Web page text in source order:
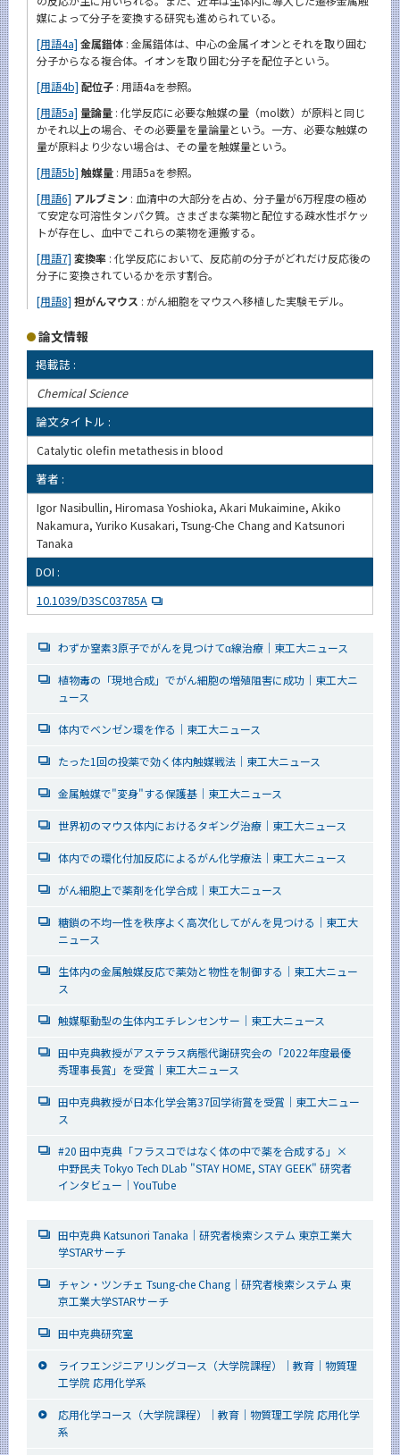
媒によって分子を変換する研究も進められている。
[用語4a] 金属錯体 : 金属錯体は、中心の金属イオンとそれを取り囲む
分子からなる複合体。イオンを取り囲む分子を配位子という。
[用語4b] 配位子 : 用語4aを参照。
[用語5a] 量論量 : 化学反応に必要な触媒の量（mol数）が原料と同じ
かそれ以上の場合、その必要量を量論量という。一方、必要な触媒の
量が原料より少ない場合は、その量を触媒量という。
[用語5b] 触媒量 : 用語5aを参照。
[用語6] アルブミン : 血清中の大部分を占め、分子量が6万程度の極め
て安定な可溶性タンパク質。さまざまな薬物と配位する疎水性ポケッ
トが存在し、血中でこれらの薬物を運搬する。
[用語7] 変換率 : 化学反応において、反応前の分子がどれだけ反応後の
分子に変換されているかを示す割合。
[用語8] 担がんマウス : がん細胞をマウスへ移植した実験モデル。
論文情報
掲載誌 :
Chemical Science
論文タイトル :
Catalytic olefin metathesis in blood
著者 :
Igor Nasibullin, Hiromasa Yoshioka, Akari Mukaimine, Akiko
Nakamura, Yuriko Kusakari, Tsung-Che Chang and Katsunori
Tanaka
DOI :
10.1039/D3SC03785A
わずか窒素3原子でがんを見つけてα線治療｜東工大ニュース
植物毒の「現地合成」でがん細胞の増殖阻害に成功｜東工大ニ
ュース
体内でベンゼン環を作る｜東工大ニュース
たった1回の投薬で効く体内触媒戦法｜東工大ニュース
金属触媒で"変身"する保護基｜東工大ニュース
世界初のマウス体内におけるタギング治療｜東工大ニュース
体内での環化付加反応によるがん化学療法｜東工大ニュース
がん細胞上で薬剤を化学合成｜東工大ニュース
糖鎖の不均一性を秩序よく高次化してがんを見つける｜東工大
ニュース
生体内の金属触媒反応で薬効と物性を制御する｜東工大ニュー
ス
触媒駆動型の生体内エチレンセンサー｜東工大ニュース
田中克典教授がアステラス病態代謝研究会の「2022年度最優
秀理事長賞」を受賞｜東工大ニュース
田中克典教授が日本化学会第37回学術賞を受賞｜東工大ニュー
ス
#20 田中克典「フラスコではなく体の中で薬を合成する」×
中野民夫 Tokyo Tech DLab "STAY HOME, STAY GEEK" 研究者
インタビュー｜YouTube
田中克典 Katsunori Tanaka｜研究者検索システム 東京工業大
学STARサーチ
チャン・ツンチェ Tsung-che Chang｜研究者検索システム 東
京工業大学STARサーチ
田中克典研究室
ライフエンジニアリングコース（大学院課程）｜教育｜物質理
工学院 応用化学系
応用化学コース（大学院課程）｜教育｜物質理工学院 応用化学
系